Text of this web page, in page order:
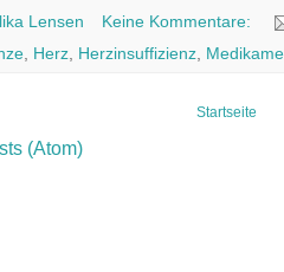
Lensen
Keine Kommentare:
, Herz, Herzinsuffizienz,
Startseite
(Atom)